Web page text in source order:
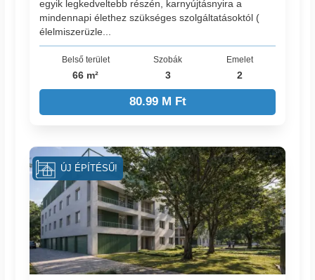
egyik legkedveltebb részén, karnyújtásnyira a
mindennapi élethez szükséges szolgáltatásoktól (
élelmiszerüzle...
Belső terület
66 m²
Szobák
3
Emelet
2
80.99 M Ft
ÚJ ÉPÍTÉSŰ!